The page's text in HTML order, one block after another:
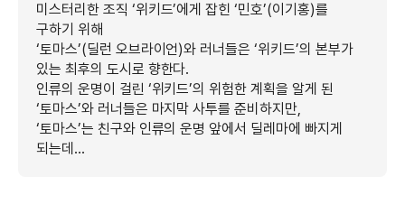
미스터리한 조직 ‘위키드’에게 잡힌 ‘민호’(이기홍)를
구하기 위해
‘토마스’(딜런 오브라이언)와 러너들은 ‘위키드’의 본부가
있는 최후의 도시로 향한다.
인류의 운명이 걸린 ‘위키드’의 위험한 계획을 알게 된
‘토마스’와 러너들은 마지막 사투를 준비하지만,
‘토마스’는 친구와 인류의 운명 앞에서 딜레마에 빠지게
되는데…